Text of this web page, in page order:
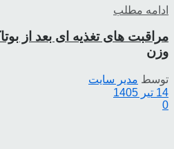
ادامه مطلب
مراقبت های تغذیه ای بعد از
وزن
توسط مدیر سایت
14 تیر 1405
0